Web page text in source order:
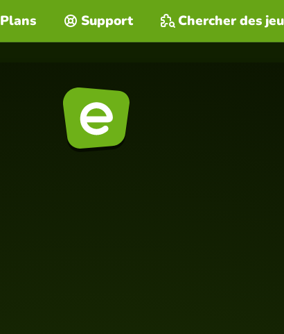
Plans Support Chercher des